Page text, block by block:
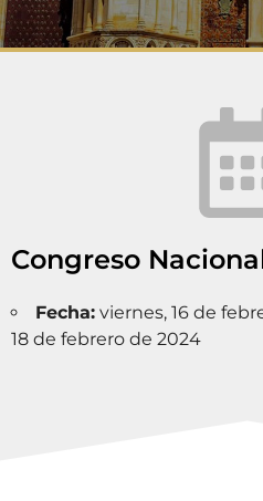
Congreso
Fecha: viernes, 16 de
18 de febrero de 2024